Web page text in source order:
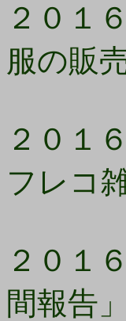
２０
服の販
２０１
フレコ
２０１
間報告